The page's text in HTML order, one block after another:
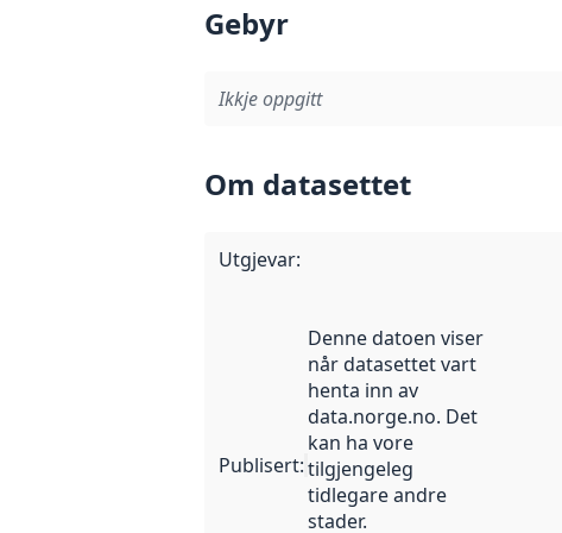
Gebyr
Ikkje oppgitt
Om datasettet
Utgjevar:
Publisert:
Denne datoen viser
når datasettet vart
henta inn av
data.norge.no. Det
kan ha vore
tilgjengeleg
tidlegare andre
stader.